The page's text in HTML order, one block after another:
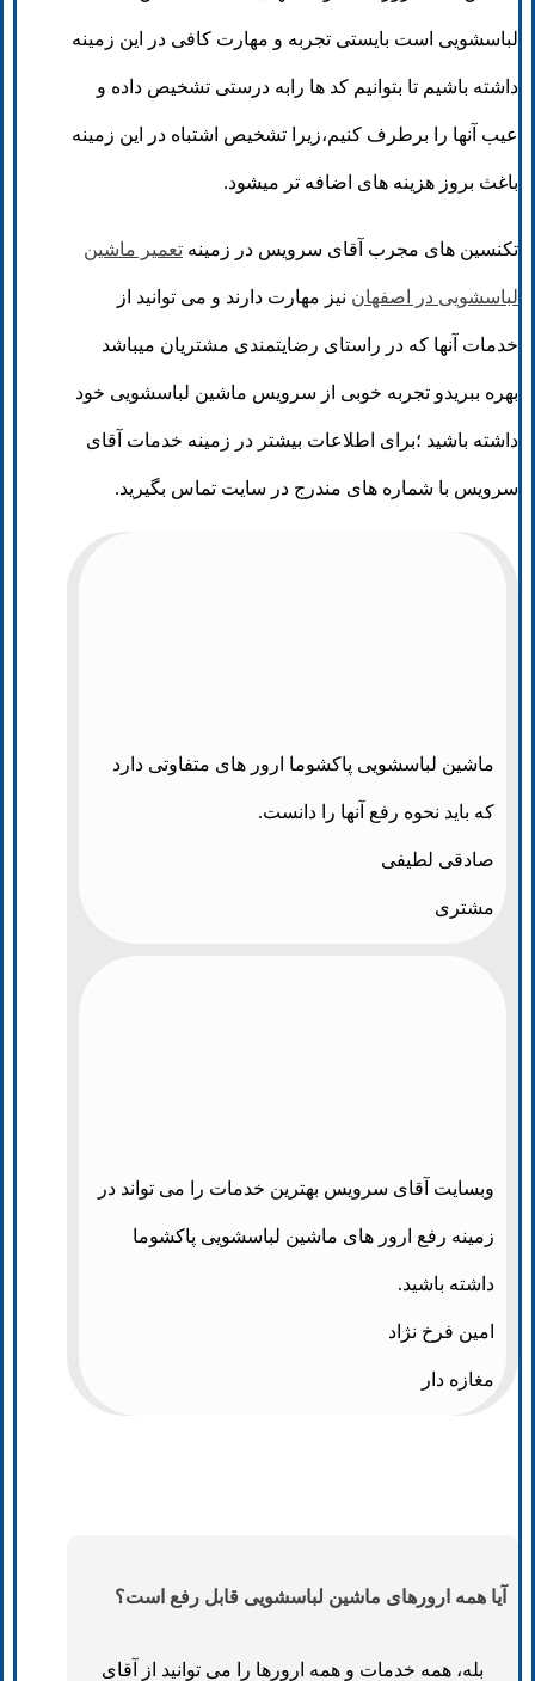
لباسشویی است بایستی تجربه و مهارت کافی در این زمینه
داشته باشیم تا بتوانیم کد ها رابه درستی تشخیص داده و
عیب آنها را برطرف کنیم،زیرا تشخیص اشتباه در این زمینه
باغث بروز هزینه های اضافه تر میشود.
تکنسین های مجرب آقای سرویس در زمینه تعمیر ماشین
لباسشویی در اصفهان نیز مهارت دارند و می توانید از
خدمات آنها که در راستای رضایتمندی مشتریان میباشد
بهره ببریدو تجربه خوبی از سرویس ماشین لباسشویی خود
داشته باشید ؛برای اطلاعات بیشتر در زمینه خدمات آقای
سرویس با شماره های مندرج در سایت تماس بگیرید.
ماشین لباسشویی پاکشوما ارور های متفاوتی دارد
که باید نحوه رفع آنها را دانست.
صادقی لطیفی
مشتری
وبسایت آقای سرویس بهترین خدمات را می تواند در
زمینه رفع ارور های ماشین لباسشویی پاکشوما
داشته باشید.
امین فرخ نژاد
مغازه دار
آیا همه ارورهای ماشین لباسشویی قابل رفع است؟
بله، همه خدمات و همه ارورها را می توانید از آقای